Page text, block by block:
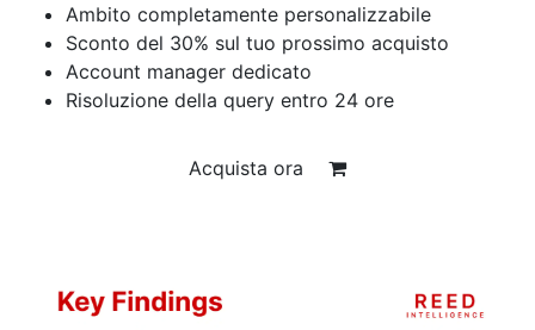
Ambito completamente personalizzabile
Sconto del 30% sul tuo prossimo acquisto
Account manager dedicato
Risoluzione della query entro 24 ore
Acquista ora